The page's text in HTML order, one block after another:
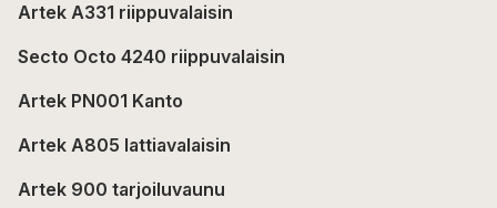
Artek A331 riippuvalaisin
Secto Octo 4240 riippuvalaisin
Artek PN001 Kanto
Artek A805 lattiavalaisin
Artek 900 tarjoiluvaunu